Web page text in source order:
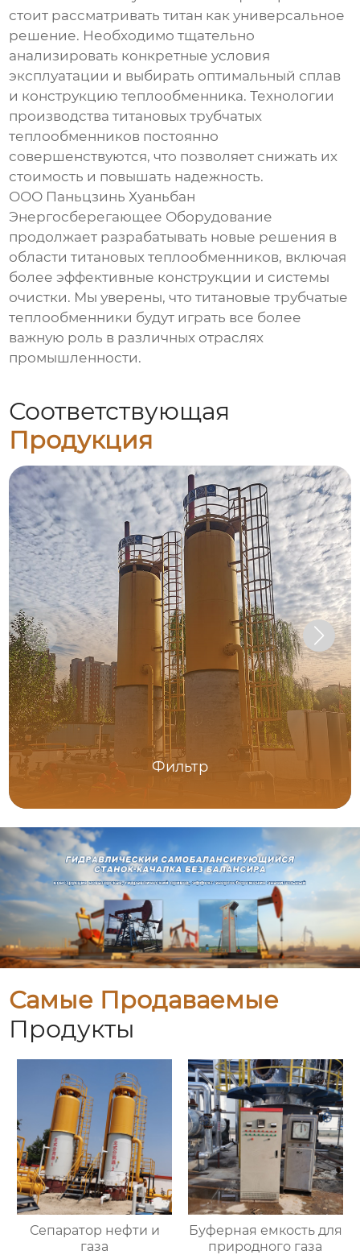
стоит рассматривать титан как универсальное
решение. Необходимо тщательно
анализировать конкретные условия
эксплуатации и выбирать оптимальный сплав
и конструкцию теплообменника. Технологии
производстватитановых трубчатых
теплообменников постоянно
совершенствуются, что позволяет снижать их
стоимость и повышать надежность.
ООО Паньцзинь Хуаньбан
Энергосберегающее Оборудование
продолжает разрабатывать новые решения в
области титановых теплообменников, включая
более эффективные конструкции и системы
очистки. Мы уверены, чтотитановые трубчатые
теплообменники будут играть все более
важную роль в различных отраслях
промышленности.
Соответствующая
Продукция
Фильтр
Самые Продаваемые
Продукты
Сепаратор нефти и
газа
Буферная емкость для
природного газа